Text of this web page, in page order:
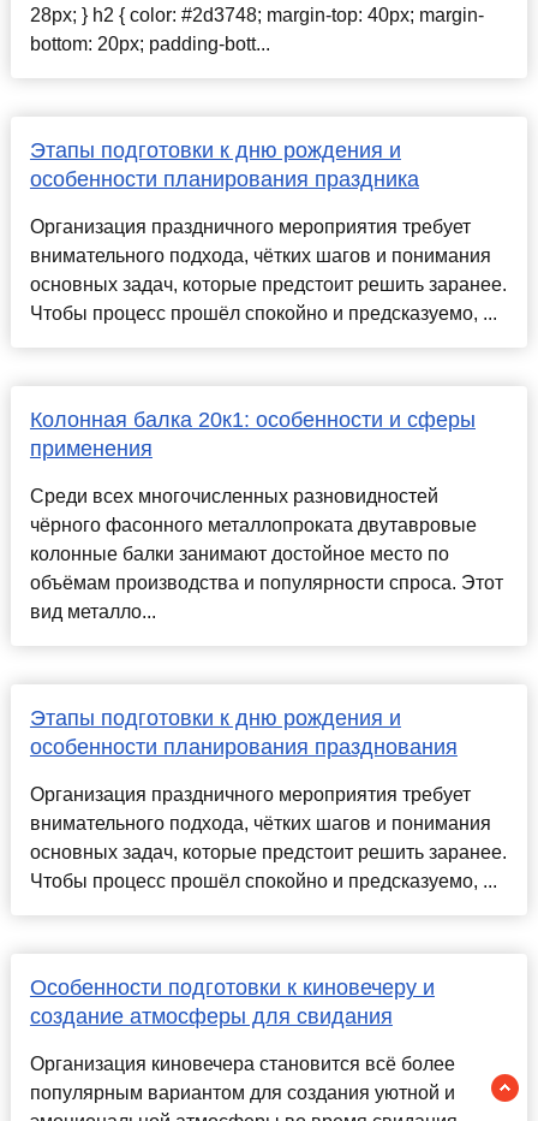
28px; } h2 { color: #2d3748; margin-top: 40px; margin-
bottom: 20px; padding-bott...
Этапы подготовки к дню рождения и
особенности планирования праздника
Организация праздничного мероприятия требует
внимательного подхода, чётких шагов и понимания
основных задач, которые предстоит решить заранее.
Чтобы процесс прошёл спокойно и предсказуемо, ...
Колонная балка 20к1: особенности и сферы
применения
Среди всех многочисленных разновидностей
чёрного фасонного металлопроката двутавровые
колонные балки занимают достойное место по
объёмам производства и популярности спроса. Этот
вид металло...
Этапы подготовки к дню рождения и
особенности планирования празднования
Организация праздничного мероприятия требует
внимательного подхода, чётких шагов и понимания
основных задач, которые предстоит решить заранее.
Чтобы процесс прошёл спокойно и предсказуемо, ...
Особенности подготовки к киновечеру и
создание атмосферы для свидания
Организация киновечера становится всё более
популярным вариантом для создания уютной и